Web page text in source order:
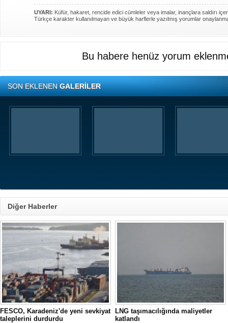
UYARI: Küfür, hakaret, rencide edici cümleler veya imalar, inançlara saldırı
Türkçe karakter kullanılmayan ve büyük harflerle yazılmış yorumlar
Bu habere henüz yorum
SON EKLENENGALERİLER
Diğer Haberler
FESCO, Karadeniz'de yeni sevkiyat
taleplerini durdurdu
LNG taşımacılığında maliyetler
katlandı